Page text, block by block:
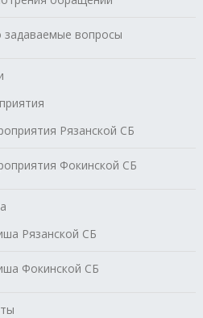
задаваемые вопросы
Рязанской СБ
Фокинской СБ
Рязанской СБ
Фокинской СБ